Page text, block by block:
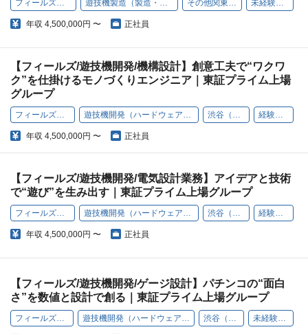
フィールズ株式会社 遊技機製造（製造・品質管理） その他関東エリア 未経験者歓迎
年収 4,500,000円 〜 正社員
【フィールズ/遊技機開発/機構設計】創意工夫で“ワクワ
ク”を仕掛けるモノづくりエンジニア｜東証プライム上場
グループ
フィールズ株式会社 遊技機開発（ハードウェアエンジニア） 渋谷（本社） 経験者歓迎
年収 4,500,000円 〜 正社員
【フィールズ/遊技機開発/電気設計業務】アイデアと技術
で“遊び”を生み出す｜東証プライム上場グループ
フィールズ株式会社 遊技機開発（ハードウェアエンジニア） 渋谷（本社） 経験者歓迎
年収 4,500,000円 〜 正社員
【フィールズ/遊技機開発/ゲージ設計】パチンコの“面白
さ”を数値と設計で創る｜東証プライム上場グループ
フィールズ株式会社 遊技機開発（ハードウェアエンジニア） 渋谷（本社） 未経験者歓迎